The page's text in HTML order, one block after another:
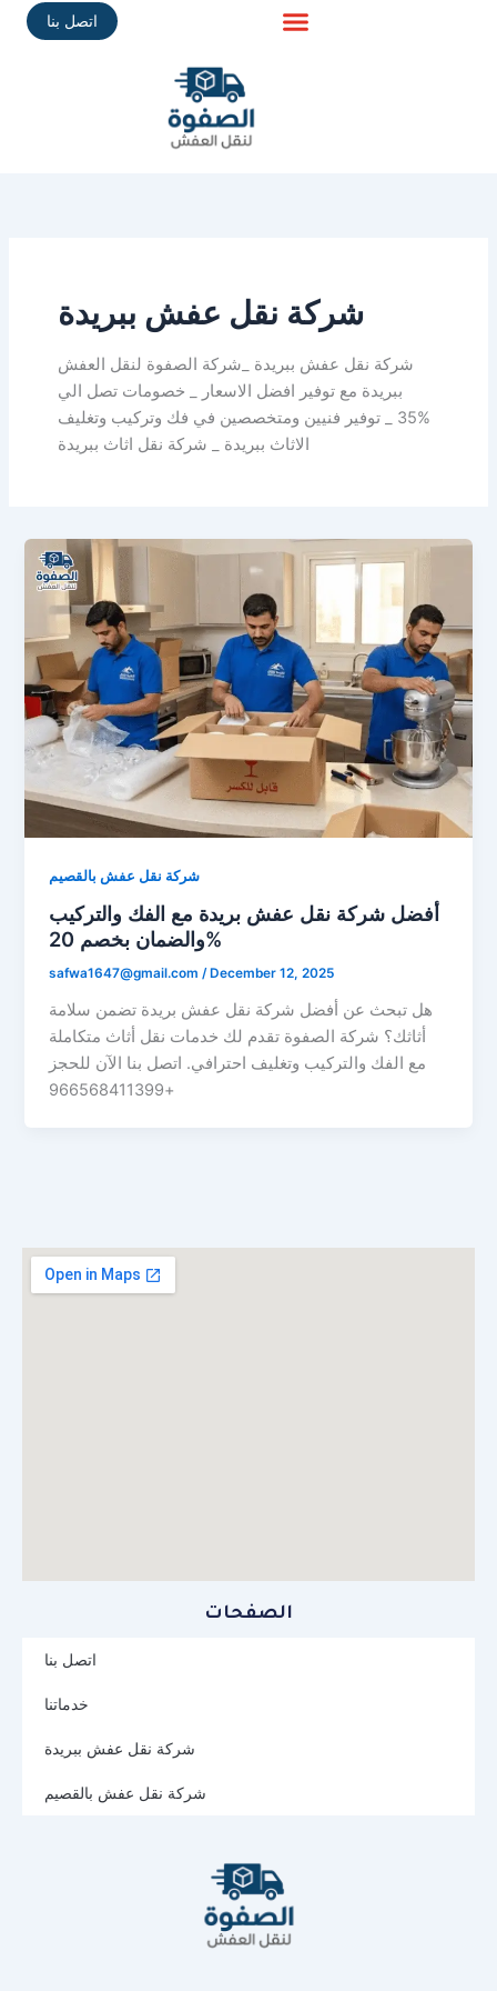
Skip
اتصل بنا
شركة نقل عفش ببريدة
شركة نقل عفش ببريدة _شركة الصفوة لنقل العفش
ببريدة مع توفير افضل الاسعار _ خصومات تصل الي
%35 _ توفير فنيين ومتخصصين في فك وتركيب وتغليف
الاثاث ببريدة _ شركة نقل اثاث ببريدة
شركة نقل عفش بالقصيم
أفضل شركة نقل عفش بريدة مع الفك والتركيب
والضمان بخصم 20%
safwa1647@gmail.com/ December 12, 2025
هل تبحث عن أفضل شركة نقل عفش بريدة تضمن سلامة
أثاثك؟ شركة الصفوة تقدم لك خدمات نقل أثاث متكاملة
مع الفك والتركيب وتغليف احترافي. اتصل بنا الآن للحجز
+966568411399
الصفحات
اتصل بنا
خدماتنا
شركة نقل عفش ببريدة
شركة نقل عفش بالقصيم